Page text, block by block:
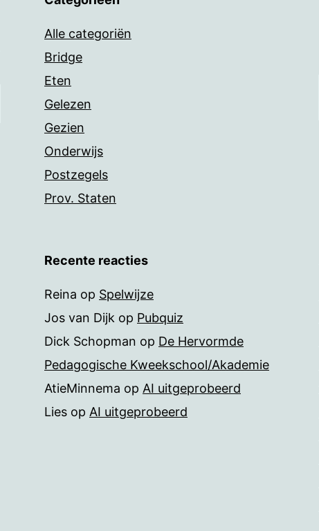
Alle categoriën
Bridge
Eten
Gelezen
Gezien
Onderwijs
Postzegels
Prov. Staten
Recente reacties
Reina op Spelwijze
Jos van Dijk op Pubquiz
Dick Schopman op De Hervormde
Pedagogische Kweekschool/Akademie
AtieMinnema op AI uitgeprobeerd
Lies op AI uitgeprobeerd